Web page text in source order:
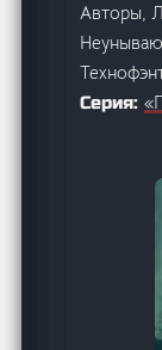
Авторы,
Серия: